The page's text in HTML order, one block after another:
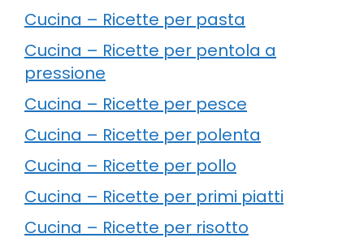
Cucina – Ricette per pasta
Cucina – Ricette per pentola a
pressione
Cucina – Ricette per pesce
Cucina – Ricette per polenta
Cucina – Ricette per pollo
Cucina – Ricette per primi piatti
Cucina – Ricette per risotto